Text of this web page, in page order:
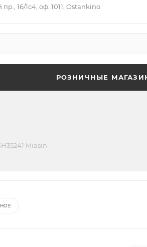
16/1с4, оф. 1011, Ostankino
РОЗНИЧНЫЕ
Miasin